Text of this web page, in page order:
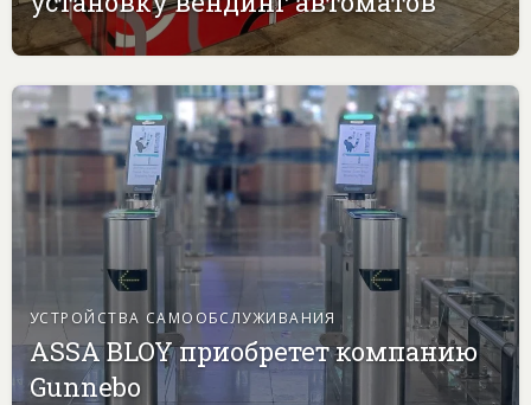
УСТРОЙСТВА САМООБСЛУЖИВАНИЯ
ASSA BLOY приобретет компанию
Gunnebo